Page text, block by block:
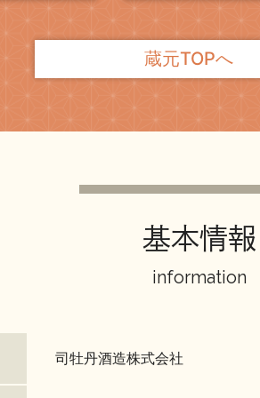
蔵元TOPへ
基本情報
information
司牡丹酒造株式会社